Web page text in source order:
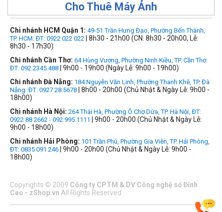
Cho Thuê Máy Ảnh
Chi nhánh HCM Quận 1: 49-51 Trần Hưng Đạo, Phường Bến Thành,
TP. HCM. ĐT: 0922 022 022 | 8h30 - 21h00 (CN: 8h30 - 20h00, Lễ:
8h30 - 17h30)
Chi nhánh Cần Thơ: 64 Hùng Vương, Phường Ninh Kiều, TP. Cần Thơ.
ĐT: 092.2345.488 | 9h00 - 19h00 (Ngày Lễ: 9h00 - 19h00)
Chi nhánh Đà Nẵng: 184 Nguyễn Văn Linh, Phường Thanh Khê, TP. Đà
Nẵng. ĐT: 0927 28 5678 | 8h00 - 20h00 (Chủ Nhật & Ngày Lễ: 9h00 -
18h00)
Chi nhánh Hà Nội: 264 Thái Hà, Phường Ô Chợ Dừa, TP. Hà Nội, ĐT:
0922 88 2662 - 092.995.1111
| 9h00 - 20h00 (Chủ Nhật & Ngày Lễ:
9h00 - 18h00)
Chi nhánh Hải Phòng: 101 Trần Phú, Phường Gia Viên, TP. Hải Phòng,
ĐT: 0835 091 246 | 9h00 - 20h00 (Chủ Nhật & Ngày Lễ: 9h00 -
18h00)
Copyrights © 2009 Công ty CPTM & DV Công nghệ số Đỉnh
Cao - zShop.vn All Rights Reserved